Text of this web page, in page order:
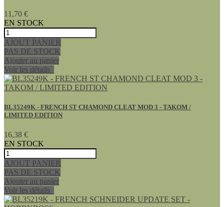
11,70 €
EN STOCK
AJOUT PANIER
PAS DE STOCK
Ajouter au panier
Voir les détails
BL35249K - FRENCH ST CHAMOND CLEAT MOD 3 - TAKOM /
LIMITED EDITION
16,38 €
EN STOCK
AJOUT PANIER
PAS DE STOCK
Ajouter au panier
Voir les détails